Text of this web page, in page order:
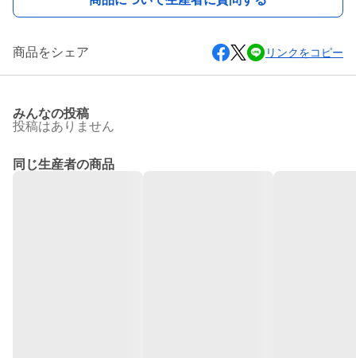
商品をシェア リンクをコピー
みんなの投稿
投稿はありません
同じ生産者の商品